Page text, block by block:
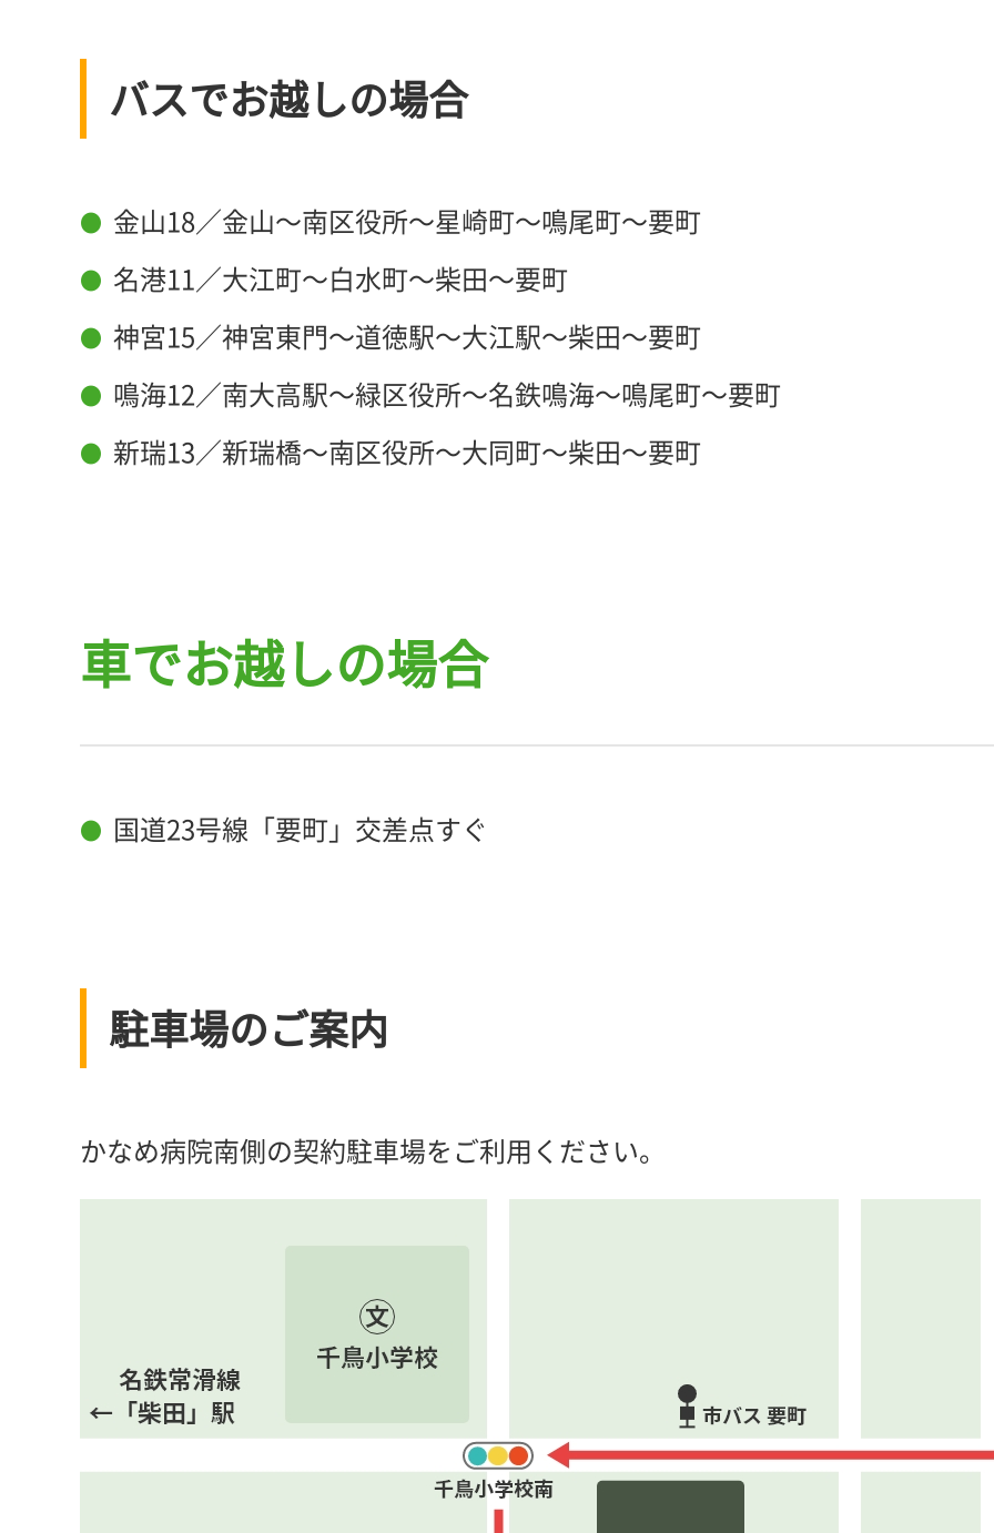
バスでお越しの場合
金山18／金山～南区役所～星崎町～鳴尾町～要町
名港11／大江町～白水町～柴田～要町
神宮15／神宮東門～道徳駅～大江駅～柴田～要町
鳴海12／南大高駅～緑区役所～名鉄鳴海～鳴尾町～要町
新瑞13／新瑞橋～南区役所～大同町～柴田～要町
車でお越しの場合
国道23号線「要町」交差点すぐ
駐車場のご案内
かなめ病院南側の契約駐車場をご利用ください。